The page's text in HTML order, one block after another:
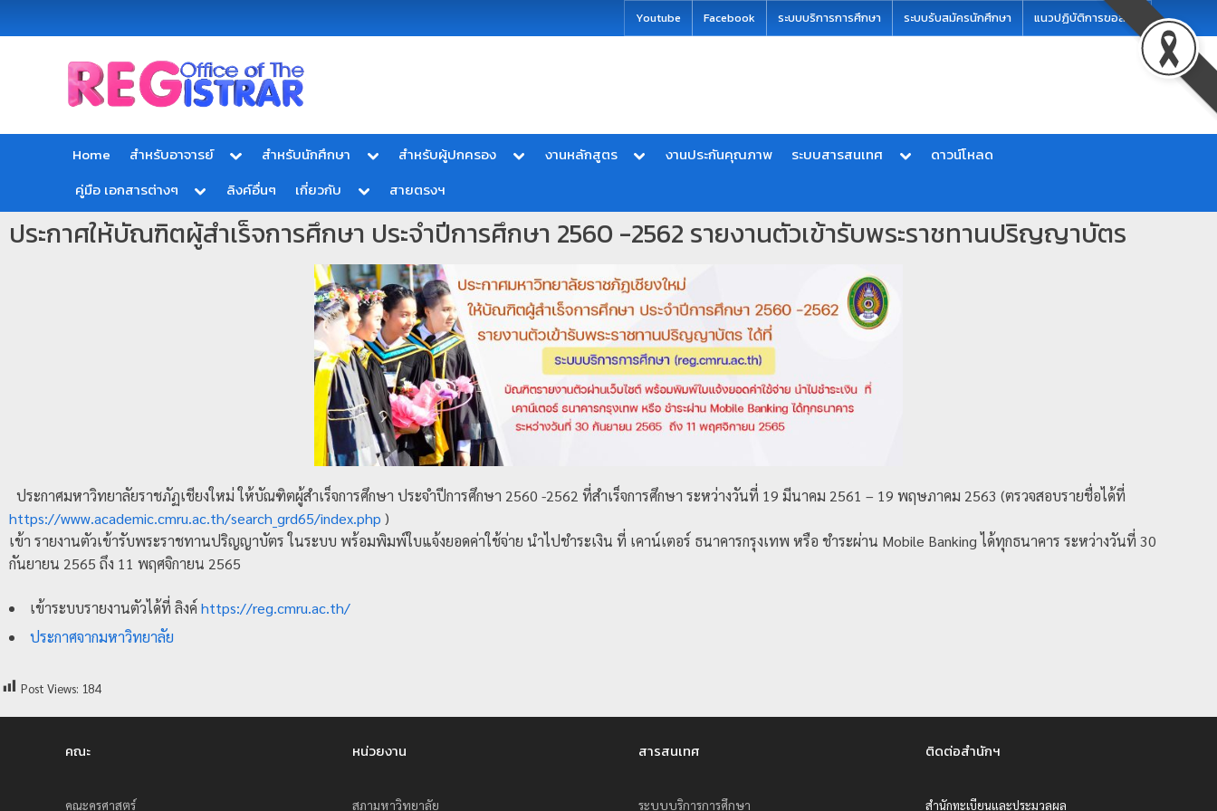
Youtube Facebook ระบบบริการการศึกษา ระบบรับสมัครนักศึกษา แนวปฏิบัติการขอสอบ
ก
ะ
เ
บี
ย
น
แ
ล
ะ
ว
ล
ผ
ม
Registrar
mai
University
Home สำหรับอาจารย์ สำหรับนักศึกษา สำหรับผู้ปกครอง งานหลักสูตร งานประกันคุณภาพ ระบบสารสนเทศ
ดาวน์โหลด
คู่มือ เอกสารต่างๆ
ลิงค์อื่นๆ เกี่ยวกับ สายตรงฯ
ประกาศให้บัณฑิตผู้สำเร็จการศึกษา ประจำปีการศึกษา 2560 -2562 รายงานตัวเข้ารับพระราชทานปริญญาบัตร
ประกาศมหาวิทยาลัยราชภัฏเชียงใหม่ ให้บัณฑิตผู้สำเร็จการศึกษา ประจำปีการศึกษา 2560 -2562 ที่สำเร็จการศึกษา ระหว่างวันที่ 19 มีนาคม 2561 – 19 พฤษภาคม 2563 (ตรวจสอบรายชื่อได้ที่
https://www.academic.cmru.ac.th/search_grd65/index.php )
เข้า รายงานตัวเข้ารับพระราชทานปริญญาบัตร ในระบบ พร้อมพิมพ์ใบแจ้งยอดค่าใช้จ่าย นำไปชำระเงิน ที่ เคาน์เตอร์ ธนาคารกรุงเทพ หรือ ชำระผ่าน Mobile Banking ได้ทุกธนาคาร ระหว่างวันที่ 30
กันยายน 2565 ถึง 11 พฤศจิกายน 2565
เข้าระบบรายงานตัวได้ที่ ลิงค์ https://reg.cmru.ac.th/
ประกาศจากมหาวิทยาลัย
Post Views: 184
คณะ
คณะครุศาสตร์
หน่วยงาน
สภามหาวิทยาลัย
สารสนเทศ
ระบบบริการการศึกษา
ติดต่อสำนักฯ
สำนักทะเบียนและประมวลผล
modal-check